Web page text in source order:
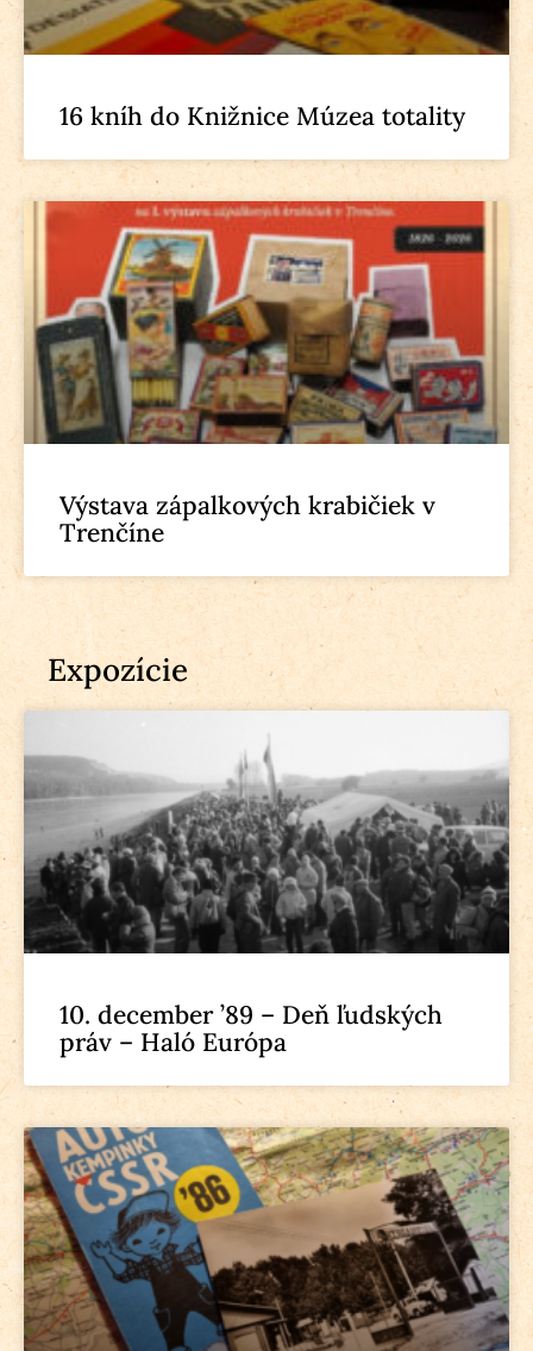
16 kníh do Knižnice Múzea totality
Výstava zápalkových krabičiek v
Trenčíne
Expozície
10. december ’89 – Deň ľudských
práv – Haló Európa